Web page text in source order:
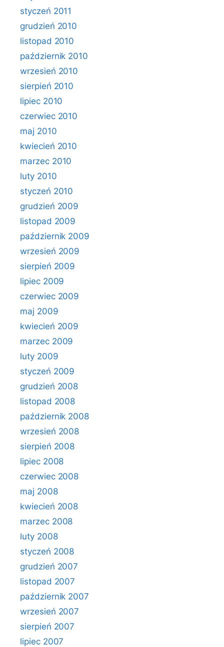
styczeń 2011
grudzień 2010
listopad 2010
październik 2010
wrzesień 2010
sierpień 2010
lipiec 2010
czerwiec 2010
maj 2010
kwiecień 2010
marzec 2010
luty 2010
styczeń 2010
grudzień 2009
listopad 2009
październik 2009
wrzesień 2009
sierpień 2009
lipiec 2009
czerwiec 2009
maj 2009
kwiecień 2009
marzec 2009
luty 2009
styczeń 2009
grudzień 2008
listopad 2008
październik 2008
wrzesień 2008
sierpień 2008
lipiec 2008
czerwiec 2008
maj 2008
kwiecień 2008
marzec 2008
luty 2008
styczeń 2008
grudzień 2007
listopad 2007
październik 2007
wrzesień 2007
sierpień 2007
lipiec 2007